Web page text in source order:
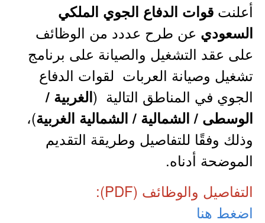
أعلنت قوات الدفاع الجوي الملكي
السعودي عن طرح عددد من الوظائف
على عقد التشغيل والصيانة على برنامج
تشغيل وصيانة العربات لقوات الدفاع
الجوي في المناطق التالية (الغربية /
الوسطى / الشمالية / الشمالية الغربية)،
وذلك وفقًا للتفاصيل وطريقة التقديم
الموضحة أدناه.
التفاصيل والوظائف (PDF):
اضغط هنا